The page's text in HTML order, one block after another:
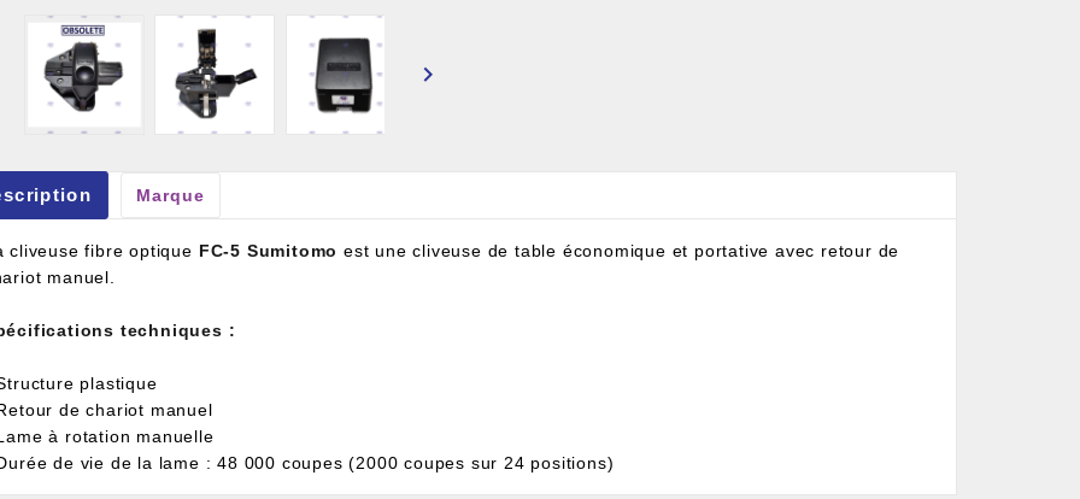

Marque
cliveuse fibre optique FC-5 Sumitomo est une cliveuse de table économique et portative avec retour de
manuel.
techniques :
plastique
de chariot manuel
à rotation manuelle
de vie de la lame : 48 000 coupes (2000 coupes sur 24 positions)